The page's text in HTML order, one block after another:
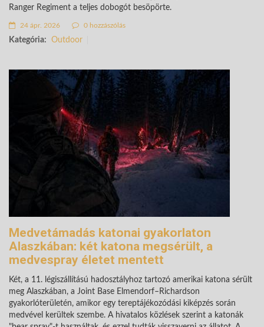
Ranger Regiment a teljes dobogót besöpörte.
24 ápr. 2026 0 hozzászólás
Kategória: Outdoor
Medvetámadás katonai gyakorlaton
Alaszkában: két katona megsérült, a
medvespray életet mentett
Két, a 11. légiszállítású hadosztályhoz tartozó amerikai katona sérült
meg Alaszkában, a Joint Base Elmendorf–Richardson
gyakorlóterületén, amikor egy tereptájékozódási kiképzés során
medvével kerültek szembe. A hivatalos közlések szerint a katonák